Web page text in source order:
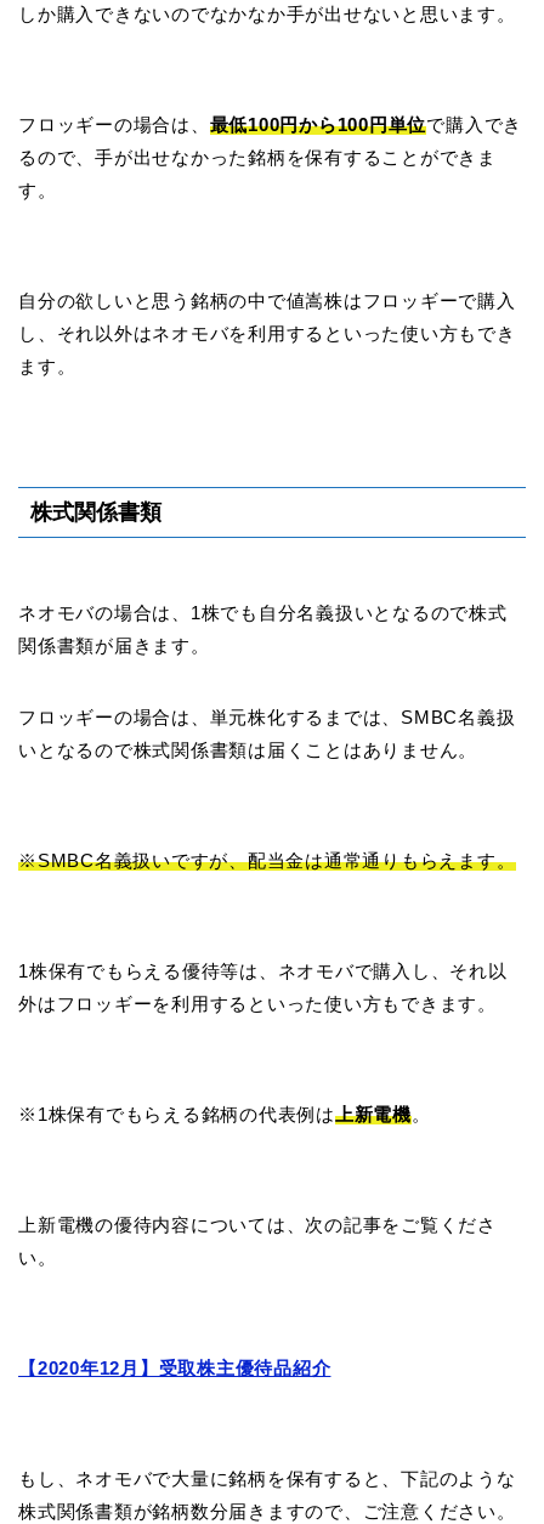
しか購入できないのでなかなか手が出せないと思います。
フロッギーの場合は、 最低100円から100円単位で購入でき
るので、手が出せなかった銘柄を保有することができま
す。
自分の欲しいと思う銘柄の中で値嵩株はフロッギーで購入
し、それ以外はネオモバを利用するといった使い方もでき
ます。
株式関係書類
ネオモバの場合は、1株でも自分名義扱いとなるので株式
関係書類が届きます。
フロッギーの場合は、単元株化するまでは、SMBC名義扱
いとなるので株式関係書類は届くことはありません。
※SMBC名義扱いですが、配当金は通常通りもらえます。
1株保有でもらえる優待等は、ネオモバで購入し、それ以
外はフロッギーを利用するといった使い方もできます。
※1株保有でもらえる銘柄の代表例は上新電機。
上新電機の優待内容については、次の記事をご覧くださ
い。
【2020年12月】受取株主優待品紹介
もし、ネオモバで大量に銘柄を保有すると、下記のような
株式関係書類が銘柄数分届きますので、ご注意ください。